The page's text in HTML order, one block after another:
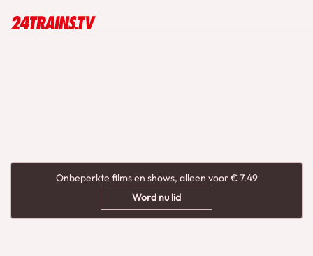
Onbeperkte films en shows, alleen voor € 7.49
Word nu lid